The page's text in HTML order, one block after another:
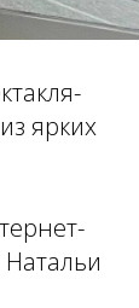
ярких
Натальи